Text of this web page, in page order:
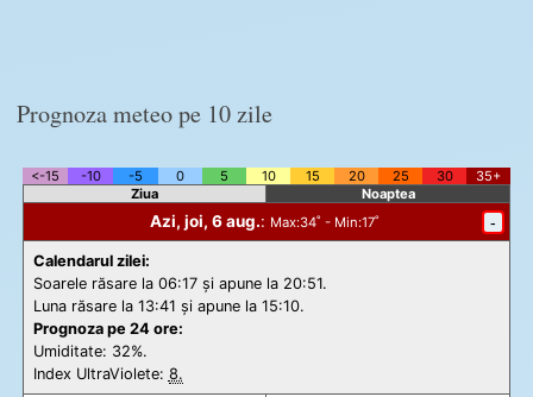
Prognoza meteo pe 10 zile
<-15 -10 -5 0 5 10 15 20 25 30
35+
Ziua
Noaptea
Azi, joi, 6 aug.: Max:34˚ - Min:17˚ -
Calendarul zilei:
Soarele răsare la 06:17 și apune la 20:51.
Luna răsare la 13:41 și apune la 15:10.
Prognoza pe 24 ore:
Umiditate: 32%.
Index UltraViolete: 8.